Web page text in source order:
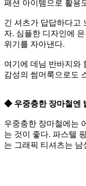
패션 아이템으로 활용
긴 셔츠가 답답하다고
자. 심플한 디자인에
위기를 자아낸다.
여기에 데님 반바지와
감성의 썸머룩으로도
◆ 우중충한 장마철엔
우중충한 장마철에는
는 것이 좋다. 파스텔
는 그래픽 티셔츠는